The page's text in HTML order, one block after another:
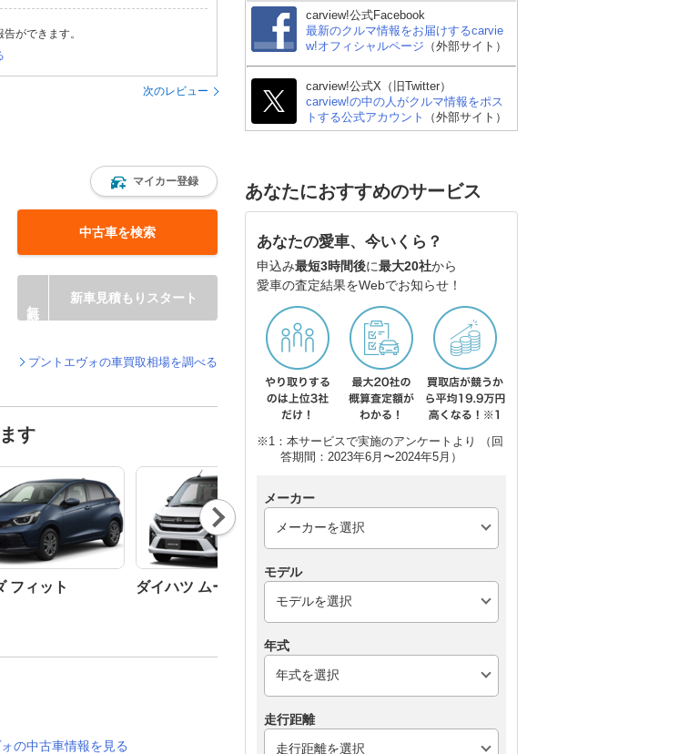
ができます。
次のレビュー
マイカー登録
中古車を検索
新車見積もりスタート
プントエヴォの車買取相場を調べる
す
フィット ダイハツ ムーヴ スズキ アルト スズキ スイフト
Nex
t
の中古車情報を見る
carview!公式Facebook
最新のクルマ情報をお届けするcarvie
w!オフィシャルページ （外部サイト）
carview!公式X（旧Twitter）
carview!の中の人がクルマ情報をポス
トする公式アカウント
（外部サイト）
あなたにおすすめのサービス
あなたの愛車、今いくら？
申込み最短3時間後に最大20社から
愛車の査定結果をWebでお知らせ！
※1：本サービスで実施のアンケートより （回
答期間：2023年6月〜2024年5月）
メーカー
モデル
年式
走行距離